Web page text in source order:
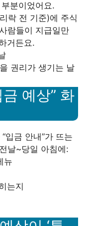
분이었어요.
락 전 기준)에 주식
람들이 지급일만
거든요.
권리가 생기는 날
예상” 화
입금 안내”가 뜨는
날~당일 아침에:
뉴
는지